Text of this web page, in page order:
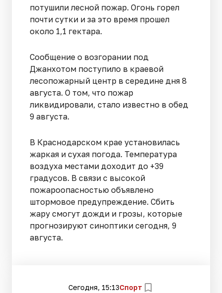
потушили лесной пожар. Огонь горел
почти сутки и за это время прошел
около 1,1 гектара.
Сообщение о возгорании под
Джанхотом поступило в краевой
лесопожарный центр в середине дня 8
августа. О том, что пожар
ликвидировали, стало известно в обед
9 августа.
В Краснодарском крае установилась
жаркая и сухая погода. Температура
воздуха местами доходит до +39
градусов. В связи с высокой
пожароопасностью объявлено
штормовое предупреждение. Сбить
жару смогут дожди и грозы, которые
прогнозируют синоптики сегодня, 9
августа.
Сегодня, 15:13Спорт